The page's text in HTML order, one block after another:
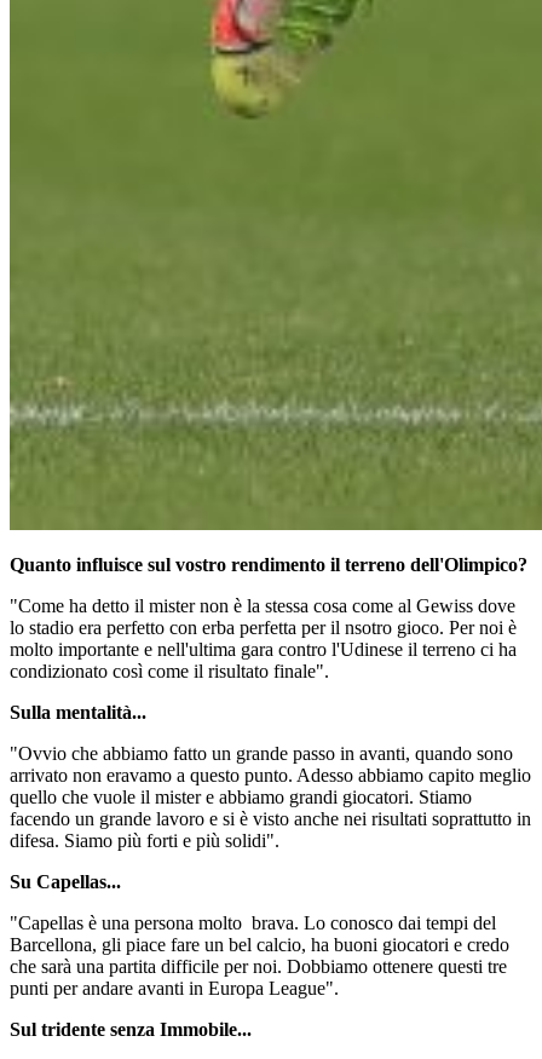
Quanto influisce sul vostro rendimento il terreno dell'Olimpico?
"Come ha detto il mister non è la stessa cosa come al Gewiss dove
lo stadio era perfetto con erba perfetta per il nsotro gioco. Per noi è
molto importante e nell'ultima gara contro l'Udinese il terreno ci ha
condizionato così come il risultato finale".
Sulla mentalità...
"Ovvio che abbiamo fatto un grande passo in avanti, quando sono
arrivato non eravamo a questo punto. Adesso abbiamo capito meglio
quello che vuole il mister e abbiamo grandi giocatori. Stiamo
facendo un grande lavoro e si è visto anche nei risultati soprattutto in
difesa. Siamo più forti e più solidi".
Su Capellas...
"Capellas è una persona molto brava. Lo conosco dai tempi del
Barcellona, gli piace fare un bel calcio, ha buoni giocatori e credo
che sarà una partita difficile per noi. Dobbiamo ottenere questi tre
punti per andare avanti in Europa League".
Sul tridente senza Immobile...